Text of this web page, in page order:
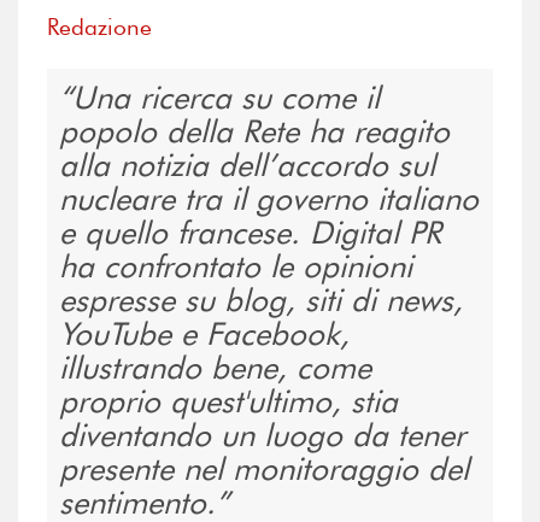
Redazione
Una ricerca su come il
popolo della Rete ha reagito
alla notizia dell’accordo sul
nucleare tra il governo italiano
e quello francese. Digital PR
ha confrontato le opinioni
espresse su blog, siti di news,
YouTube e Facebook,
illustrando bene, come
proprio quest'ultimo, stia
diventando un luogo da tener
presente nel monitoraggio del
sentimento.